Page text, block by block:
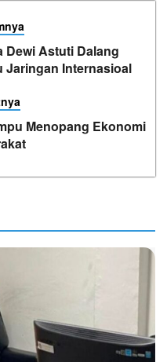
Dewi Astuti Dalang
Jaringan Internasioal
Menopang Ekonomi